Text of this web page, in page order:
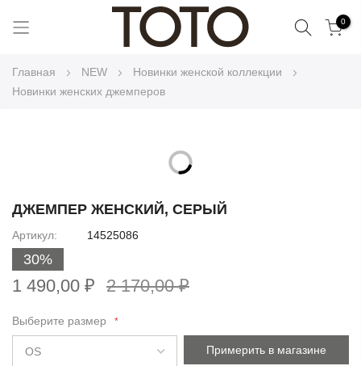
Поиск0
Главная NEW
Новинки женской коллекции
Новинки женских джемперов
end
of
the
images
gallery
to
beginning
the
gallery
ДЖЕМПЕР ЖЕНСКИЙ, СЕРЫЙ
Артикул 14525086
30%
1 490,00 ₽ 2 170,00 ₽
Выберите размер
Примерить в магазине